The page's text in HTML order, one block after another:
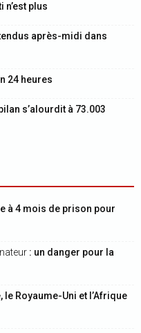
n’est plus
après-midi dans
24 heures
s’alourdit à 73.003
à 4 mois de prison pour
: un danger pour la
le Royaume-Uni et l’Afrique